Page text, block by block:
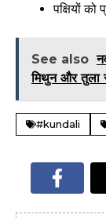
पक्षियों को
See also
मिथुन और तुला
#kundali